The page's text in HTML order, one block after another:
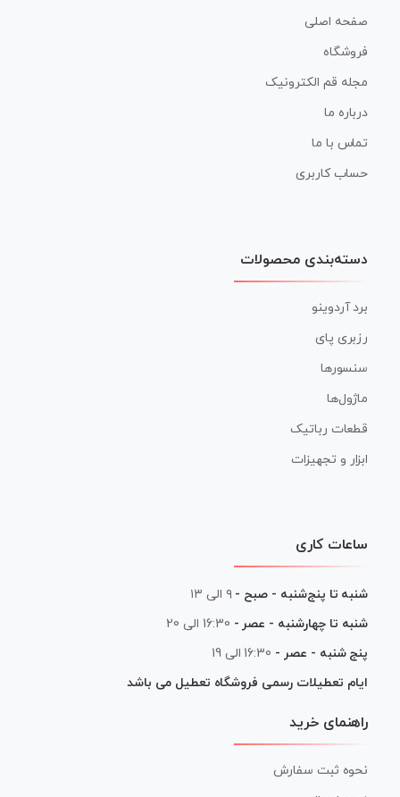
صفحه اصلی
فروشگاه
مجله قم الکترونیک
درباره ما
تماس با ما
حساب کاربری
دسته‌بندی محصولات
برد آردوینو
رزبری پای
سنسورها
ماژول‌ها
قطعات رباتیک
ابزار و تجهیزات
ساعات کاری
شنبه تا پنج‌شنبه - صبح - ۹ الی ۱۳
شنبه تا چهارشنبه - عصر - 16:30 الی 20
پنج شنبه - عصر - 16:30 الی 19
ایام تعطیلات رسمی فروشگاه تعطیل می باشد
راهنمای خرید
نحوه ثبت سفارش